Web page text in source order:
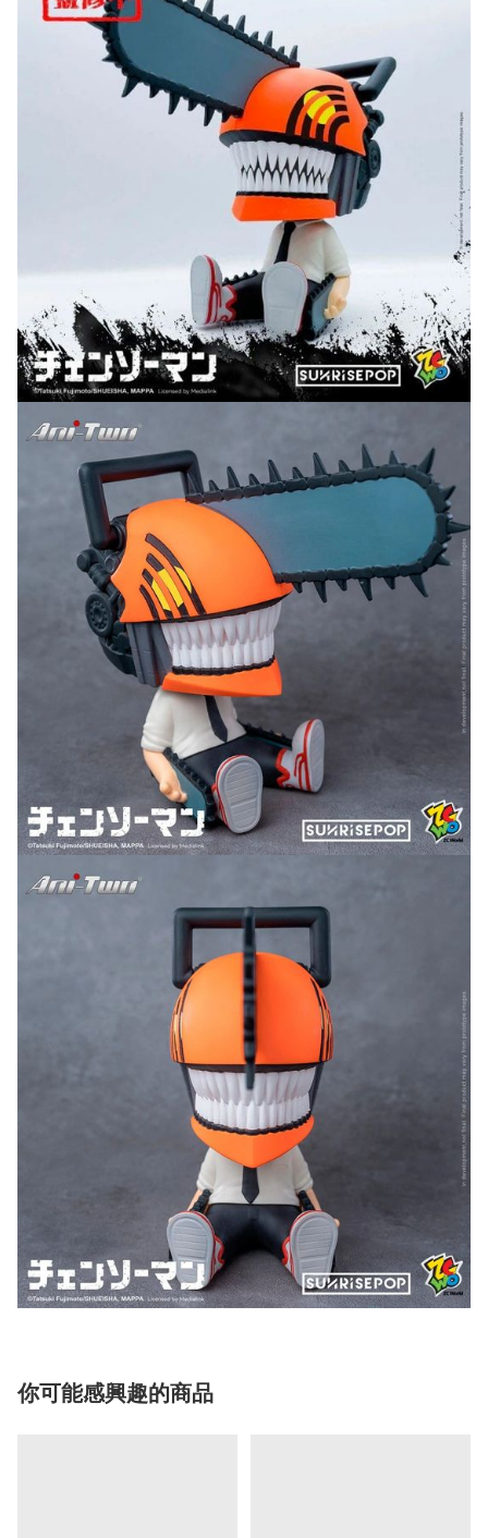
你可能感興趣的商品